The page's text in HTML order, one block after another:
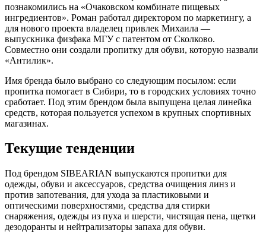
познакомились на «Очаковском комбинате пищевых
ингредиентов». Роман работал директором по маркетингу, а
для нового проекта владелец привлек Михаила —
выпускника физфака МГУ с патентом от Сколково.
Совместно они создали пропитку для обуви, которую назвали
«Антилик».
Имя бренда было выбрано со следующим посылом: если
пропитка помогает в Сибири, то в городских условиях точно
сработает. Под этим брендом была выпущена целая линейка
средств, которая пользуется успехом в крупных спортивных
магазинах.
Текущие тенденции
Под брендом SIBEARIAN выпускаются пропитки для
одежды, обуви и аксессуаров, средства очищения линз и
против запотевания, для ухода за пластиковыми и
оптическими поверхностями, средства для стирки
снаряжения, одежды из пуха и шерсти, чистящая пена, щетки
дезодоранты и нейтрализаторы запаха для обуви.